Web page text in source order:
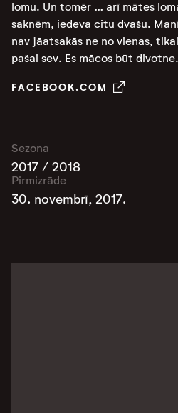
lomu. Un tomēr … arī mātes
saknēm, iedeva citu dvašu.
nav jāatsakās ne no vienas,
pašai sev. Es mācos būt
FACEBOOK.COM
Sezona
2017 / 2018
Pirmizrāde
30. novembrī, 2017.